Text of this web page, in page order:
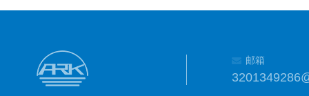
邮箱